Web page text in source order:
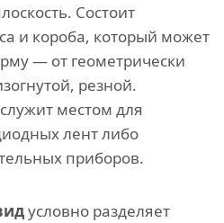
Состоит
и короба, который может
— от геометрически
резной.
местом для
лент либо
приборов.
условно разделяет